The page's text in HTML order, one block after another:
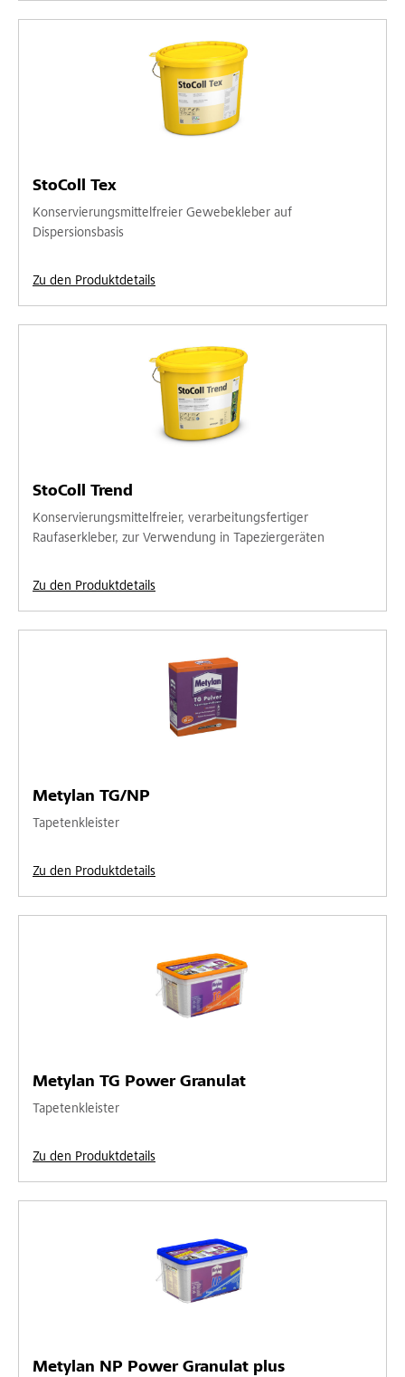
StoColl Tex
Konservierungsmittelfreier Gewebekleber auf
Dispersionsbasis
Zu den Produktdetails
StoColl Trend
Konservierungsmittelfreier, verarbeitungsfertiger
Raufaserkleber, zur Verwendung in Tapeziergeräten
Zu den Produktdetails
Metylan TG/NP
Tapetenkleister
Zu den Produktdetails
Metylan TG Power Granulat
Tapetenkleister
Zu den Produktdetails
Metylan NP Power Granulat plus